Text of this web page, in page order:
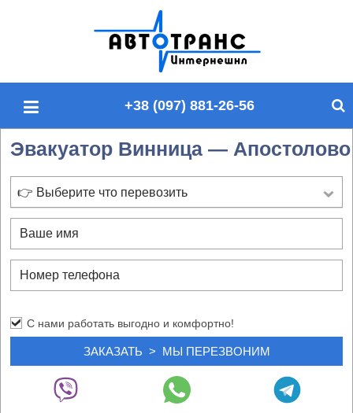
п
о
й
у
+38 (097) 881-26-56
Эвакуатор Винница — Апостолово
👉 Выберите что перевозить
С нами работать выгодно и комфортно!